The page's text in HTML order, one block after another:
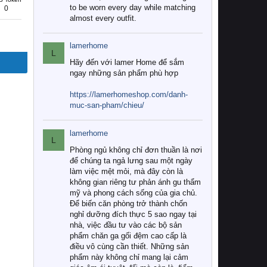
0
to be worn every day while matching
almost every outfit.
L
lamerhome
Hãy đến với lamer Home để sắm
ngay những sản phẩm phù hợp
https://lamerhomeshop.com/danh-
muc-san-pham/chieu/
L
lamerhome
Phòng ngủ không chỉ đơn thuần là nơi
để chúng ta ngả lưng sau một ngày
làm việc mệt mỏi, mà đây còn là
không gian riêng tư phản ánh gu thẩm
mỹ và phong cách sống của gia chủ.
Để biến căn phòng trở thành chốn
nghỉ dưỡng đích thực 5 sao ngay tại
nhà, việc đầu tư vào các bộ sản
phẩm chăn ga gối đệm cao cấp là
điều vô cùng cần thiết. Những sản
phẩm này không chỉ mang lại cảm